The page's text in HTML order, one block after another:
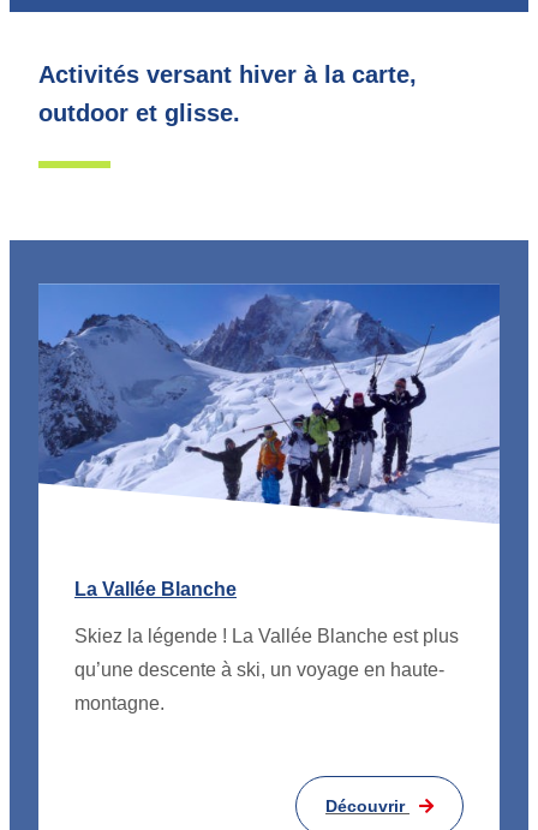
Activités versant hiver à la carte,
outdoor et glisse.
La Vallée Blanche
Skiez la légende ! La Vallée Blanche est plus
qu’une descente à ski, un voyage en haute-
montagne.
Découvrir